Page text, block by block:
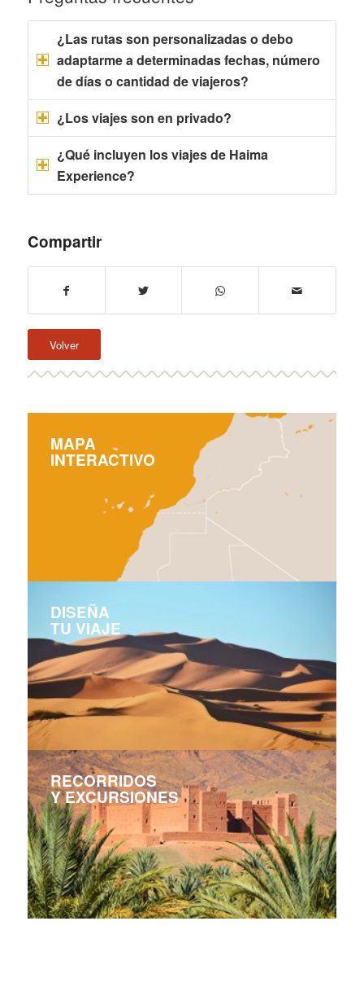
¿Las rutas son personalizadas o debo
adaptarme a determinadas fechas, número
de días o cantidad de viajeros?
¿Los viajes son en privado?
¿Qué incluyen los viajes de Haima
Experience?
Compartir
Volver
MAPA
INTERACTIVO
DISEÑA
TU VIAJE
RECORRIDOS
Y EXCURSIONES